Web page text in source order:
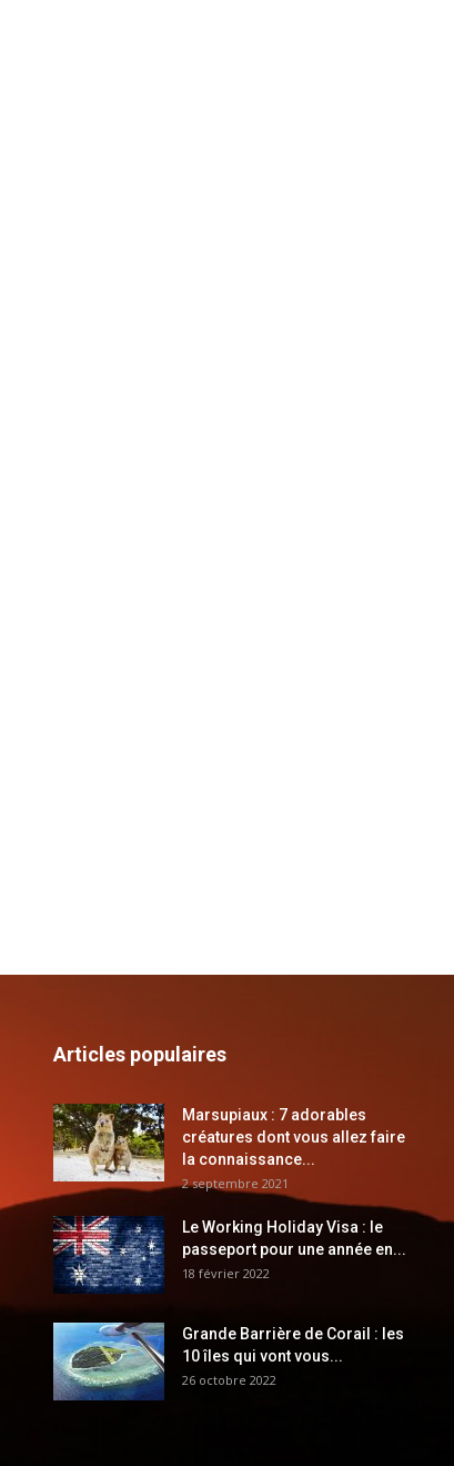
Articles populaires
Marsupiaux : 7 adorables
créatures dont vous allez faire
la connaissance...
2 septembre 2021
Le Working Holiday Visa : le
passeport pour une année en...
18 février 2022
Grande Barrière de Corail : les
10 îles qui vont vous...
26 octobre 2022